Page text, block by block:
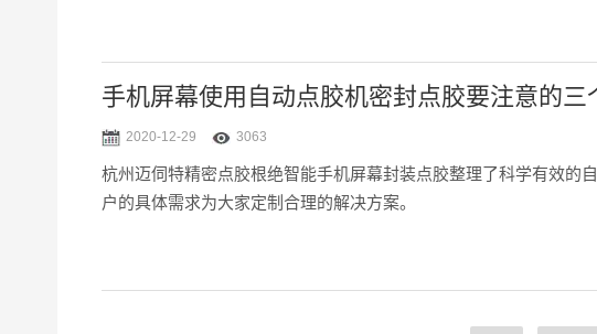
手机屏幕使用自动点胶机密封点胶要注意的三
2020-12-29 3063
杭州迈伺特精密点胶根绝智能手机屏幕封装点胶整理了科学有效的
户的具体需求为大家定制合理的解决方案。